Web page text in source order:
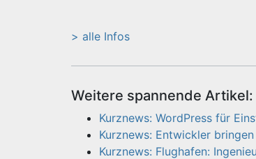
> alle Infos
Weitere spannende Artikel:
Kurznews: WordPress für
Kurznews: Entwickler
Kurznews: Flughafen: